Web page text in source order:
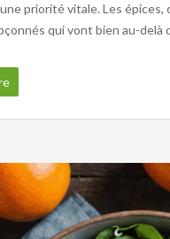
priorité vitale. Les
qui vont bien au-delà